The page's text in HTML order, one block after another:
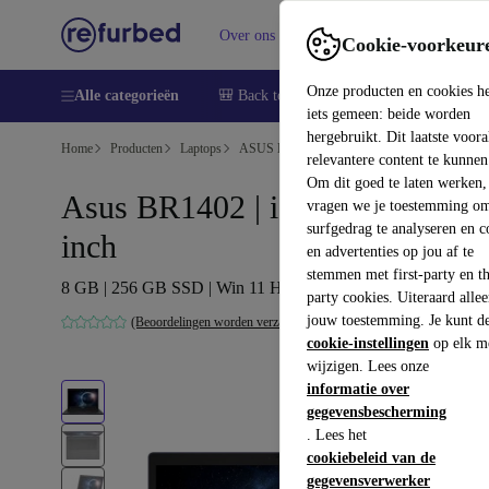
Cookie-
Onze producten en cookies
iets gemeen: beide worden
hergebruikt. Dit laatste
relevantere content te
Om dit goed te laten werken,
vragen we je toestemming
surfgedrag te analyseren en
en advertenties op jou af te
stemmen met first-party en
party cookies. Uiteraard
jouw toestemming. Je kunt
cookie-instellingen op elk
wijzigen. Lees onze
informatie over
gegevensbescherming
. Lees het
cookiebeleid van de
gegevensverwerker
Over ons Verkopen Support
Alle categorieën 🎒 Back to school Smartphones
Home Producten Laptops ASUS Laptops
Asus BR1402 | i3-N305 | 14-
inch
8 GB | 256 GB SSD | Win 11 Home | DE
(Beoordelingen worden verzameld)